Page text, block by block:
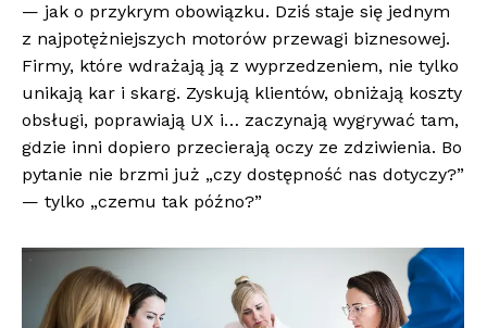
— jak o przykrym obowiązku. Dziś staje się jednym
z najpotężniejszych motorów przewagi biznesowej.
Firmy, które wdrażają ją z wyprzedzeniem, nie tylko
unikają kar i skarg. Zyskują klientów, obniżają koszty
obsługi, poprawiają UX i… zaczynają wygrywać tam,
gdzie inni dopiero przecierają oczy ze zdziwienia. Bo
pytanie nie brzmi już „czy dostępność nas dotyczy?”
— tylko „czemu tak późno?”